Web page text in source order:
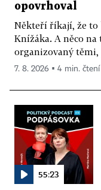
opovrhoval
Někteří říkají, že to
Knížáka. A něco
organizovaný
7. 8. 2026 ▪ 4 min. čtení
55:23